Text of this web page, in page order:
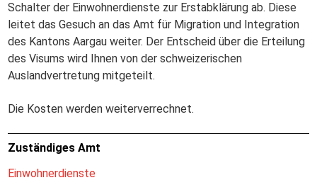
Schalter der Einwohnerdienste zur Erstabklärung ab. Diese
leitet das Gesuch an das Amt für Migration und Integration
des Kantons Aargau weiter. Der Entscheid über die Erteilung
des Visums wird Ihnen von der schweizerischen
Auslandvertretung mitgeteilt.
Die Kosten werden weiterverrechnet.
Zuständiges Amt
Einwohnerdienste